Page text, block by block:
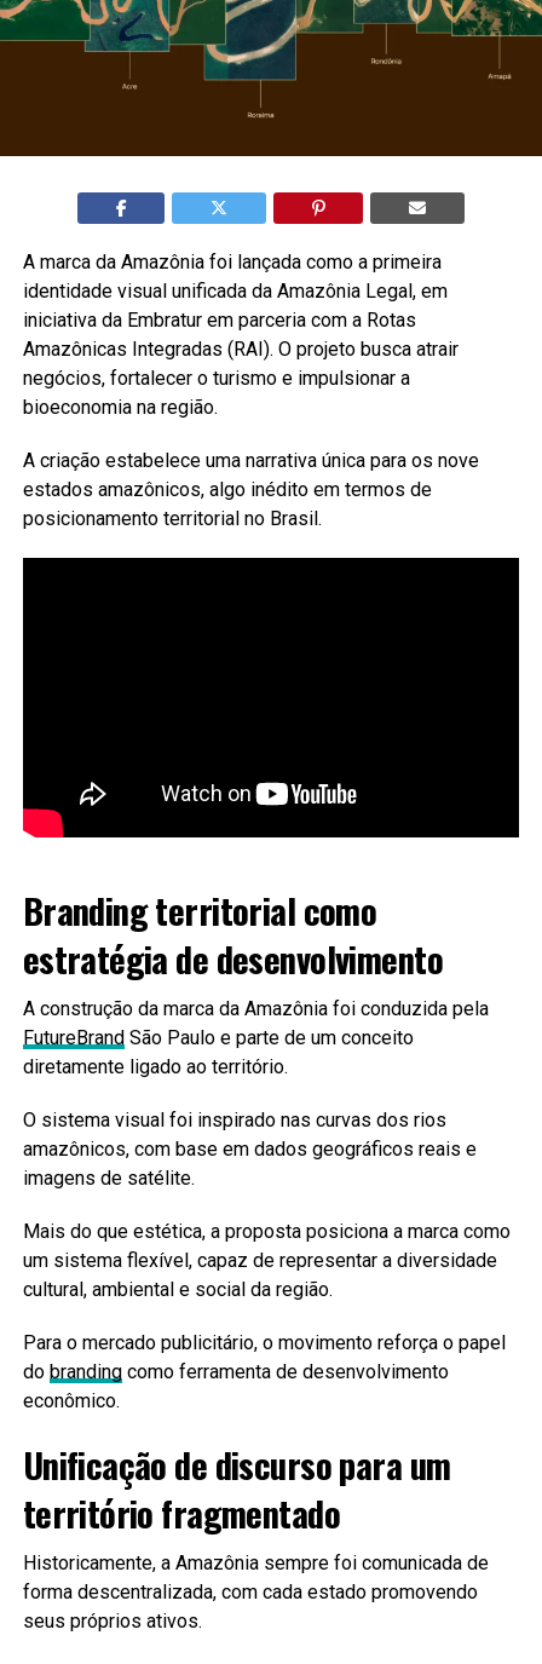
A marca da Amazônia foi lançada como a primeira
identidade visual unificada da Amazônia Legal, em
iniciativa da Embratur em parceria com a Rotas
Amazônicas Integradas (RAI). O projeto busca atrair
negócios, fortalecer o turismo e impulsionar a
bioeconomia na região.
A criação estabelece uma narrativa única para os nove
estados amazônicos, algo inédito em termos de
posicionamento territorial no Brasil.
Branding territorial como
estratégia de desenvolvimento
A construção da marca da Amazônia foi conduzida pela
FutureBrandSão Paulo e parte de um conceito
diretamente ligado ao território.
O sistema visual foi inspirado nas curvas dos rios
amazônicos, com base em dados geográficos reais e
imagens de satélite.
Mais do que estética, a proposta posiciona a marca como
um sistema flexível, capaz de representar a diversidade
cultural, ambiental e social da região.
Para o mercado publicitário, o movimento reforça o papel
do brandingcomo ferramenta de desenvolvimento
econômico.
Unificação de discurso para um
território fragmentado
Historicamente, a Amazônia sempre foi comunicada de
forma descentralizada, com cada estado promovendo
seus próprios ativos.